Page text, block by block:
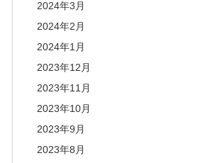
2024年3月
2024年2月
2024年1月
2023年12月
2023年11月
2023年10月
2023年9月
2023年8月